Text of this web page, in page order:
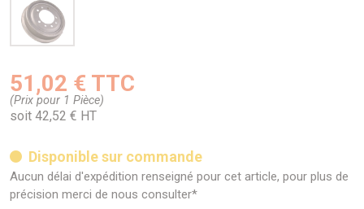
51,02 € TTC
(Prix pour 1 Pièce)
soit 42,52 € HT
Disponible sur commande
Aucun délai d'expédition renseigné pour cet article, pour plus de
précision merci de nous consulter*